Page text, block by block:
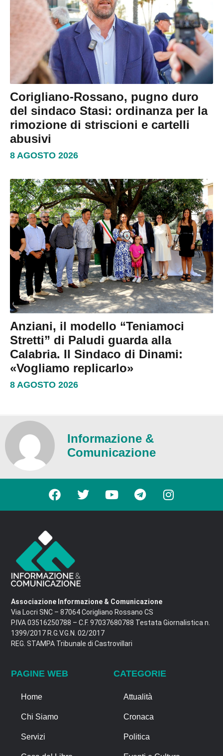
Corigliano-Rossano, pugno duro
del sindaco Stasi: ordinanza per la
rimozione di striscioni e cartelli
abusivi
8 AGOSTO 2026
Anziani, il modello “Teniamoci
Stretti” di Paludi guarda alla
Calabria. Il Sindaco di Dinami:
«Vogliamo replicarlo»
8 AGOSTO 2026
Informazione &
Comunicazione
Associazione Informazione & Comunicazione
Via Locri SNC – 87064 Corigliano Rossano CS
P.IVA 03516250788 – C.F. 97037680788 Testata Giornalistica n.
1399/2017 R.G.V.G.N. 02/2017
REG. STAMPA Tribunale di Castrovillari
PAGINE WEB
Home
Chi Siamo
Servizi
CATEGORIE
Attualità
Cronaca
Politica